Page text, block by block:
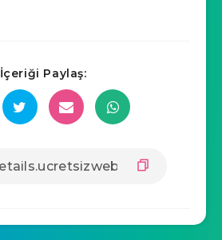
İçeriği Paylaş: